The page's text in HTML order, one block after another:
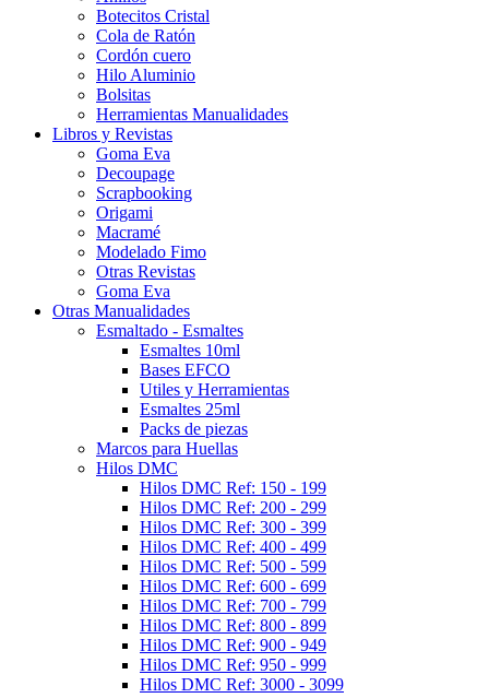
Botecitos Cristal
Cola de Ratón
Cordón cuero
Hilo Aluminio
Bolsitas
Herramientas Manualidades
Libros y Revistas
Goma Eva
Decoupage
Scrapbooking
Origami
Macramé
Modelado Fimo
Otras Revistas
Goma Eva
Otras Manualidades
Esmaltado - Esmaltes
Esmaltes 10ml
Bases EFCO
Utiles y Herramientas
Esmaltes 25ml
Packs de piezas
Marcos para Huellas
Hilos DMC
Hilos DMC Ref: 150 - 199
Hilos DMC Ref: 200 - 299
Hilos DMC Ref: 300 - 399
Hilos DMC Ref: 400 - 499
Hilos DMC Ref: 500 - 599
Hilos DMC Ref: 600 - 699
Hilos DMC Ref: 700 - 799
Hilos DMC Ref: 800 - 899
Hilos DMC Ref: 900 - 949
Hilos DMC Ref: 950 - 999
Hilos DMC Ref: 3000 - 3099